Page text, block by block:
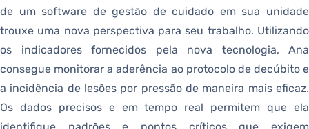
de um software de gestão de cuidado em sua unidade
trouxe uma nova perspectiva para seu trabalho. Utilizando
os indicadores fornecidos pela nova tecnologia, Ana
consegue monitorar a aderência ao protocolo de decúbito e
a incidência de lesões por pressão de maneira mais eficaz.
Os dados precisos e em tempo real permitem que ela